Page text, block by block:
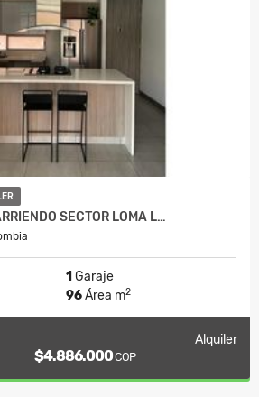
SECTOR LOMA L…
1 Garaje
96Área m2
Alquiler
$4.886.000COP